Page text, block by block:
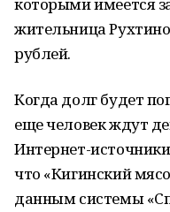
жительница
рублей.
Когда долг будет
еще человек ждут
Интернет-
что «Кигинский
данным системы